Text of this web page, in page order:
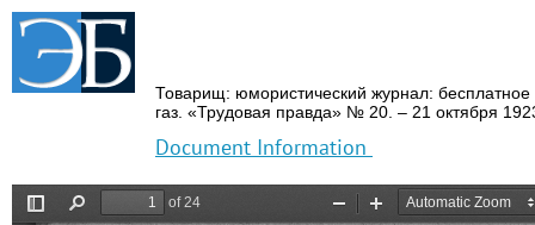
Товарищ: юмористический журнал: бесплатное
газ. «Трудовая правда» № 20. – 21 октября
Document Information